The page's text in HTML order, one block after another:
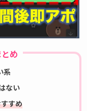
め
系
ない
すめ